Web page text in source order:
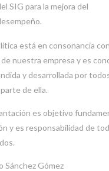
SIG para la mejora del
está en consonancia
nuestra empresa y es
y desarrollada por
de ella.
es objetivo
y es responsabilidad de
Sánchez Gómez